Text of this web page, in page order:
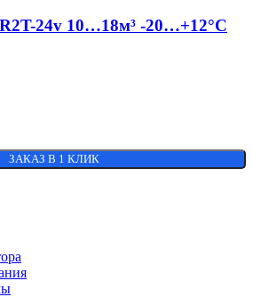
24v 10…18м³ -20…+12°C
ЗАКАЗ В 1 КЛИК